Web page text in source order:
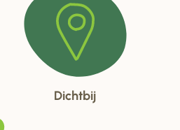
Dichtbij